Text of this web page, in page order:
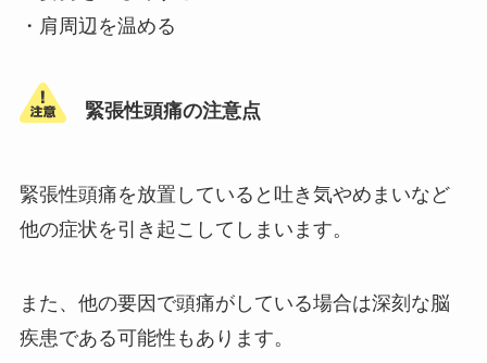
・肩周辺を温める
緊張性頭痛の注意点
緊張性頭痛を放置していると吐き気やめまいなど
他の症状を引き起こしてしまいます。
また、他の要因で頭痛がしている場合は深刻な脳
疾患である可能性もあります。